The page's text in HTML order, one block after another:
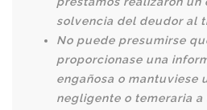
solvencia del deudor al
No puede presumirse
proporcionase una
engañosa o mantuviese
negligente o temeraria